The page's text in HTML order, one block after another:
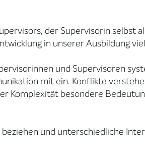
der Supervisorin
in unserer Ausbildung
und Supervisoren
mit ein. Konflikte
Komplexität besondere
und unterschiedliche